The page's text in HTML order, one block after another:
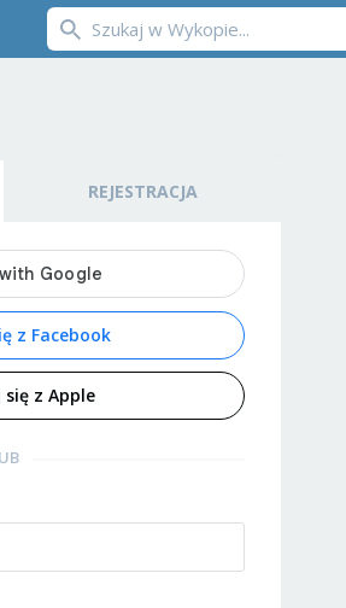
REJESTRACJA
z Facebook
z Apple